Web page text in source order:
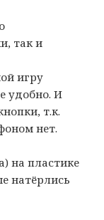
так и
игру
удобно. И
т.к.
нет.
на пластике
натёрлись